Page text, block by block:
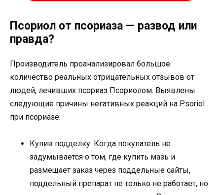
Псориол от псориаза — развод или
правда?
Производитель проанализировал большое
количество реальных отрицательных отзывов от
людей, лечивших псориаз Псориолом. Выявлены
следующие причины негативных реакций на Psoriol
при псориазе:
Купив подделку. Когда покупатель не
задумывается о том, где купить мазь и
размещает заказ через поддельные сайты,
поддельный препарат не только не работает, но